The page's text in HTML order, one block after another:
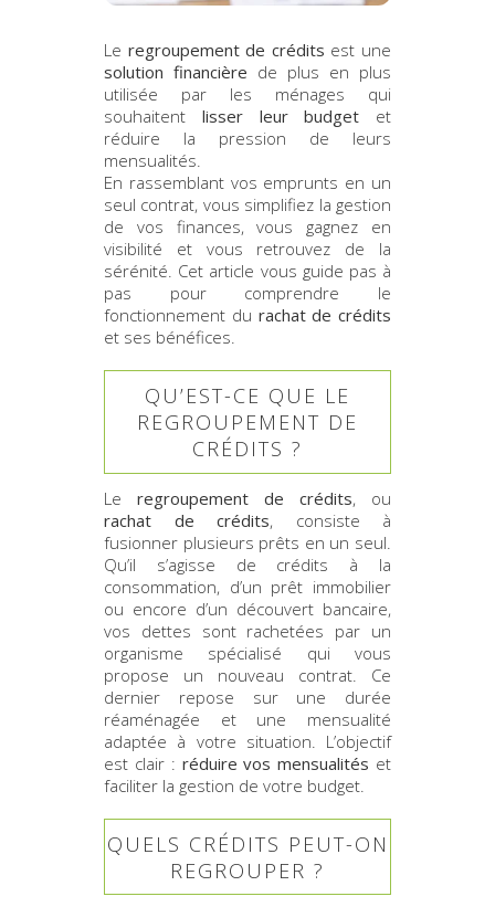
Le regroupement de crédits est une
solution financière de plus en plus
utilisée par les ménages qui
souhaitent lisser leur budget et
réduire la pression de leurs
mensualités.
En rassemblant vos emprunts en un
seul contrat, vous simplifiez la gestion
de vos finances, vous gagnez en
visibilité et vous retrouvez de la
sérénité. Cet article vous guide pas à
pas pour comprendre le
fonctionnement du rachat de crédits
et ses bénéfices.
QU’EST-CE QUE LE
REGROUPEMENT DE
CRÉDITS ?
Le regroupement de crédits, ou
rachat de crédits, consiste à
fusionner plusieurs prêts en un seul.
Qu’il s’agisse de crédits à la
consommation, d’un prêt immobilier
ou encore d’un découvert bancaire,
vos dettes sont rachetées par un
organisme spécialisé qui vous
propose un nouveau contrat. Ce
dernier repose sur une durée
réaménagée et une mensualité
adaptée à votre situation. L’objectif
est clair : réduire vos mensualités et
faciliter la gestion de votre budget.
QUELS CRÉDITS PEUT-ON
REGROUPER ?